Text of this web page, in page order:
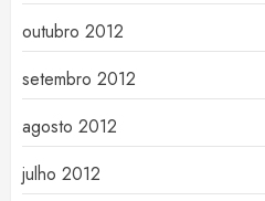
outubro 2012
setembro 2012
agosto 2012
julho 2012